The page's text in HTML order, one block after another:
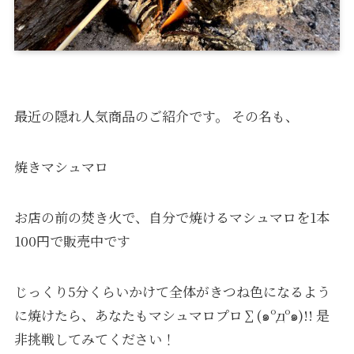
最近の隠れ人気商品のご紹介です。 その名も、
焼きマシュマロ
お店の前の焚き火で、自分で焼けるマシュマロを1本
100円で販売中です
じっくり5分くらいかけて全体がきつね色になるよう
に焼けたら、あなたもマシュマロプロ∑(๑ºдº๑)!! 是
非挑戦してみてください！